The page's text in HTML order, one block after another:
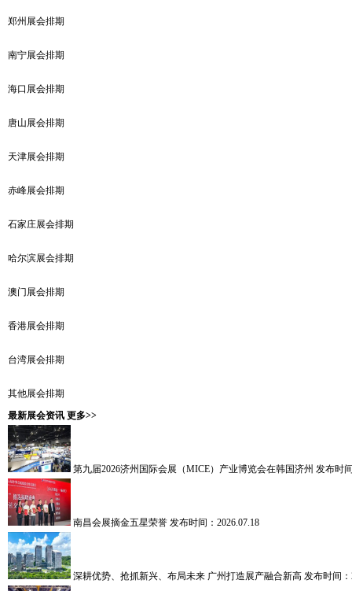
郑州展会排期
南宁展会排期
海口展会排期
唐山展会排期
天津展会排期
赤峰展会排期
石家庄展会排期
哈尔滨展会排期
澳门展会排期
香港展会排期
台湾展会排期
其他展会排期
最新展会资讯 更多>>
第九届2026济州国际会展（MICE）产业博览会在韩国济州 发布时
南昌会展摘金五星荣誉 发布时间：2026.07.18
深耕优势、抢抓新兴、布局未来 广州打造展产融合新高 发布时间：